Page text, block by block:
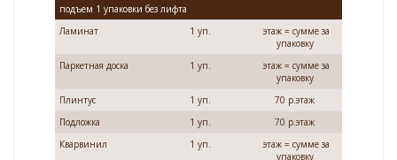
подъем 1 упаковки без лифта
Ламинат
1 уп.
этаж = сумме за
упаковку
Паркетная доска
1 уп.
этаж = сумме за
упаковку
Плинтус
1 уп.
70 р.этаж
Подложка
1 уп.
70 р.этаж
Кварвинил
1 уп.
этаж = сумме за
упаковку